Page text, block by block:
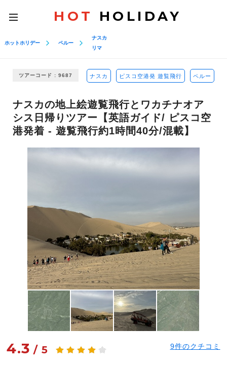
toggle
navigation
HOT HOLIDAY
ホットホリデー ペルー
ナスカ
リマ
ツアーコード : 9687 ナスカ ピスコ空港発 遊覧飛行 ペルー
ナスカの地上絵遊覧飛行とワカチナオア
シス日帰りツアー【英語ガイド/ ピスコ空
港発着 - 遊覧飛行約1時間40分/混載】
4.3 /5 9件のクチコミ